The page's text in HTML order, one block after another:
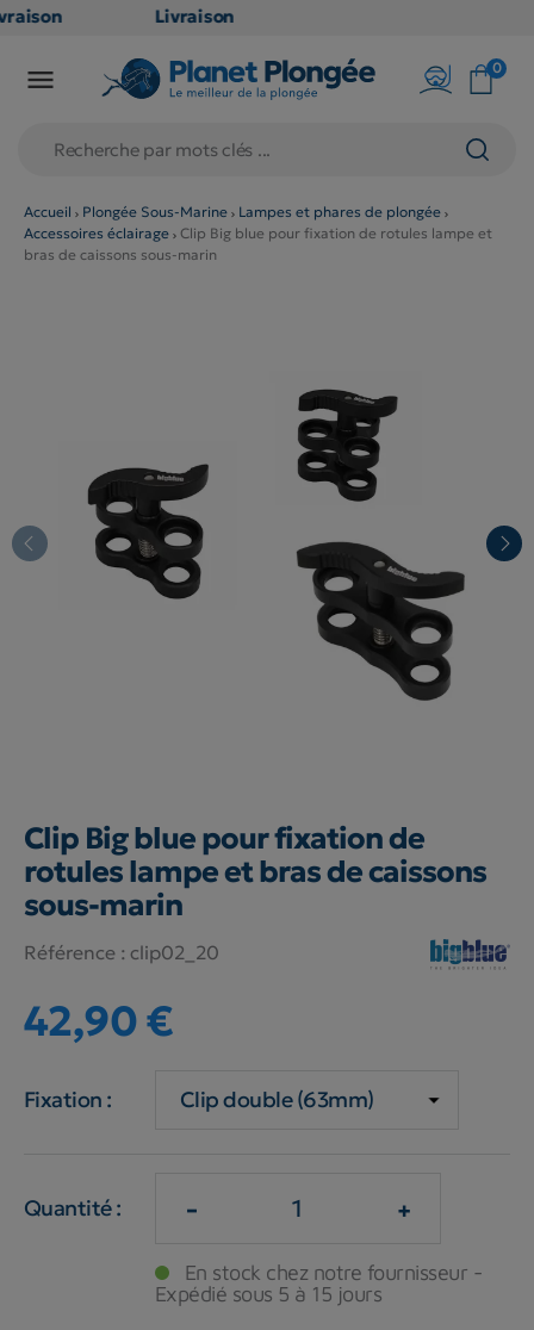
Livraison
en point
79€
(hors
produits
 0
Accueil Plongée Sous-Marine
Lampes et phares de plongée
Accessoires éclairage
Clip Big blue pour fixation de rotules lampe et
bras de caissons sous-marin
Clip Big blue pour fixation de
rotules lampe et bras de caissons
sous-marin
Référence : clip02_20
42,90 €
Fixation :
Quantité : - +
En stock chez notre fournisseur -
Expédié sous 5 à 15 jours